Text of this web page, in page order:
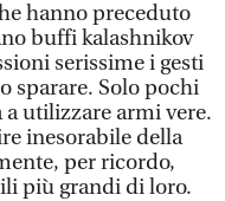
hanno preceduto
buffi kalashnikov
serissime i gesti
sparare. Solo pochi
a utilizzare armi vere.
inesorabile della
per ricordo,
più grandi di loro.